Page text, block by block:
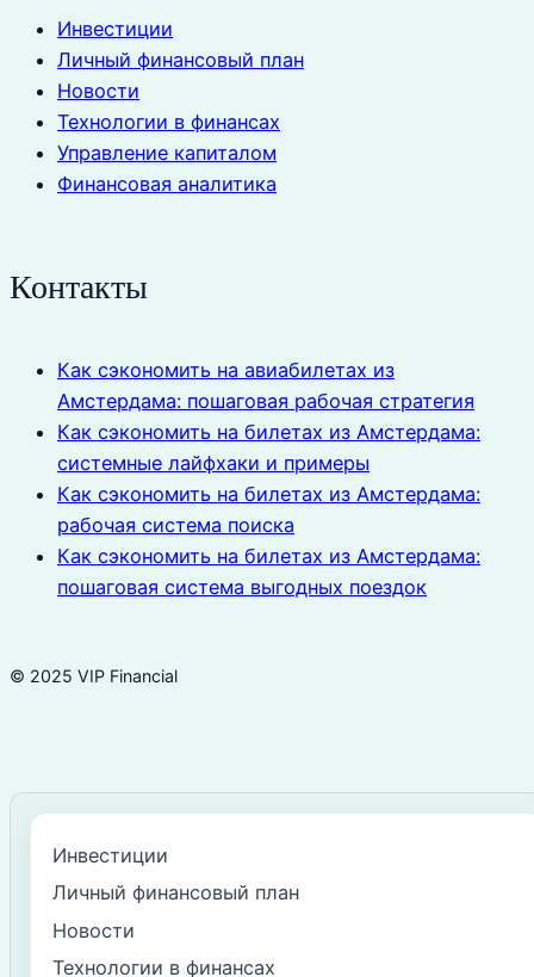
Инвестиции
Личный финансовый план
Новости
Технологии в финансах
Управление капиталом
Финансовая аналитика
Контакты
Как сэкономить на авиабилетах из
Амстердама: пошаговая рабочая стратегия
Как сэкономить на билетах из Амстердама:
системные лайфхаки и примеры
Как сэкономить на билетах из Амстердама:
рабочая система поиска
Как сэкономить на билетах из Амстердама:
пошаговая система выгодных поездок
© 2025 VIP Financial
Инвестиции
Личный финансовый план
Новости
Технологии в финансах